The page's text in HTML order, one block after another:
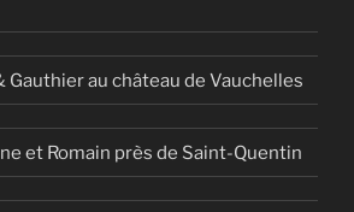
Gauthier au château de Vauchelles
et Romain près de Saint-Quentin